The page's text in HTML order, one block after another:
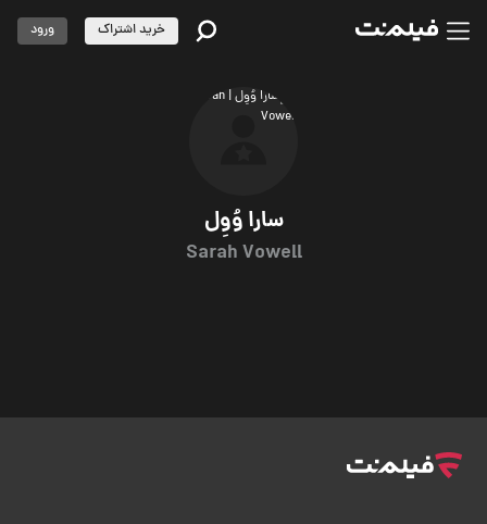
سارا وُوِل
Sarah Vowell
خرید اشتراک ورود